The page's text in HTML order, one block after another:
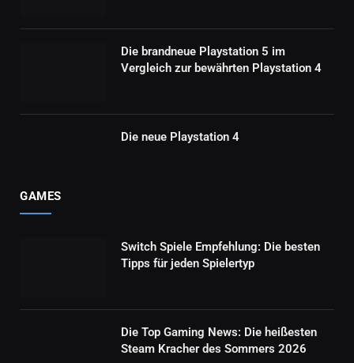
Die brandneue Playstation 5 im
Vergleich zur bewährten Playstation 4
Die neue Playstation 4
GAMES
Switch Spiele Empfehlung: Die besten
Tipps für jeden Spielertyp
Die Top Gaming News: Die heißesten
Steam Kracher des Sommers 2026